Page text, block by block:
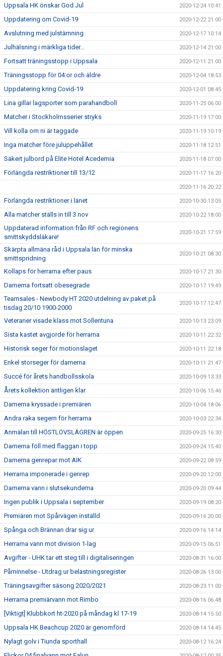
Uppsala HK önskar God Jul 2020-12-24 10:41
Uppdatering om Covid-19 2020-12-22 21:00
Avslutning med julstämning 2020-12-17 10:14
Julhälsning i märkliga tider... 2020-12-14 21:00
Fortsatt träningsstopp i Uppsala 2020-12-11 21:00
Träningsstopp för 04:or och äldre 2020-12-04 18:53
Uppdatering kring Covid-19 2020-12-01 08:45
Lina gillar lagsporter som parahandboll 2020-11-25 06:00
Matcher i Stockholmsserier stryks 2020-11-19 17:00
Vill kolla om ni är taggade 2020-11-19 10:19
Inga matcher före juluppehållet 2020-11-18 12:51
Säkert julbord på Elite Hotel Acedemia 2020-11-18 07:00
Förlängda restriktioner till 13/12 2020-11-17 16:20
2020-11-16 20:22
Förlängda restriktioner i länet 2020-10-30 13:05
Alla matcher ställs in till 3 nov 2020-10-22 18:00
Uppdaterad information från RF och regionens
smittskyddsläkare!
2020-10-21 17:59
Skärpta allmäna råd i Uppsala län för minska
smittspridning
2020-10-21 08:30
Kollaps för herrarna efter paus 2020-10-17 21:30
Damerna fortsatt obesegrade 2020-10-17 19:49
Teamsales - Newbody HT 2020 utdelning av paket på
tisdag 20/10 1900-2000
2020-10-17 12:47
Veteraner visade klass mot Sollentuna 2020-10-13 23:09
Sista kastet avgjorde för herrarna 2020-10-11 22:32
Historisk seger för motionslaget 2020-10-11 22:18
Enkel storseger för damerna 2020-10-11 21:47
Succé för årets handbollsskola 2020-10-09 13:33
Årets kollektion äntligen klar 2020-10-06 15:46
Damerna kryssade i premiären 2020-10-04 18:06
Andra raka segern för herrarna 2020-10-03 22:34
Anmälan till HÖSTLOVSLÄGREN är öppen 2020-09-25 16:30
Damerna föll med flaggan i topp 2020-09-24 15:40
Damerna genrepar mot AIK 2020-09-22 08:59
Herrarna imponerade i genrep 2020-09-20 12:00
Damerna vann i slutsekunderna 2020-09-20 09:44
Ingen publik i Uppsala i september 2020-09-19 08:20
Premiären mot Spårvägen inställd 2020-09-16 20:00
Spånga och Brännan drar sig ur 2020-09-16 14:14
Herrarna vann mot division 1-lag 2020-09-15 06:51
Avgifter - UHK tar ett steg till i digitaliseringen 2020-08-31 16:00
Påminnelse - Utdrag ur belastningsregister 2020-08-26 13:00
Träningsavgifter säsong 2020/2021 2020-08-23 11:00
Herrarna premiärvann mot Rimbo 2020-08-16 06:48
[Viktigt] Klubbkort ht-2020 på måndag kl 17-19 2020-08-14 15:50
Uppsala HK Beachcup 2020 är genomförd 2020-08-14 14:45
Nylagt golv i Tiunda sporthall 2020-08-12 16:24